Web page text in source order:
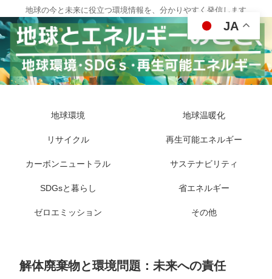
地球の今と未来に役立つ環境情報を、分かりやすく発信します
地球環境 地球温暖化
リサイクル 再生可能エネルギー
カーボンニュートラル サステナビリティ
SDGsと暮らし 省エネルギー
ゼロエミッション その他
解体廃棄物と環境問題：未来への責任
JA